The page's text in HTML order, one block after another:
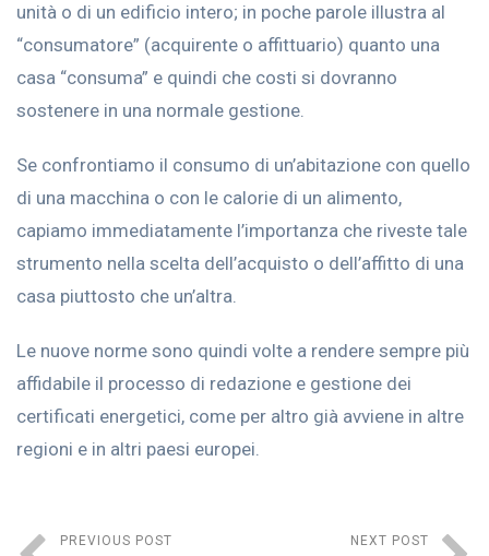
unità o di un edificio intero; in poche parole illustra al
“consumatore” (acquirente o affittuario) quanto una
casa “consuma” e quindi che costi si dovranno
sostenere in una normale gestione.
Se confrontiamo il consumo di un’abitazione con quello
di una macchina o con le calorie di un alimento,
capiamo immediatamente l’importanza che riveste tale
strumento nella scelta dell’acquisto o dell’affitto di una
casa piuttosto che un’altra.
Le nuove norme sono quindi volte a rendere sempre più
affidabile il processo di redazione e gestione dei
certificati energetici, come per altro già avviene in altre
regioni e in altri paesi europei.
PREVIOUS POST NEXT POST